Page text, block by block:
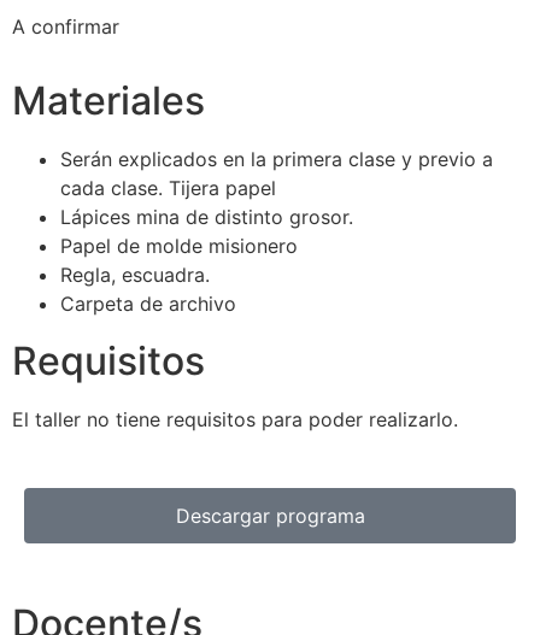
A confirmar
Materiales
Serán explicados en la primera clase y previo a
cada clase. Tijera papel
Lápices mina de distinto grosor.
Papel de molde misionero
Regla, escuadra.
Carpeta de archivo
Requisitos
El taller no tiene requisitos para poder realizarlo.
Descargar programa
Docente/s